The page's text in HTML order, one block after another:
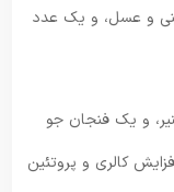
و عسل، و یک عدد
و یک فنجان جو
کالری و پروتئین